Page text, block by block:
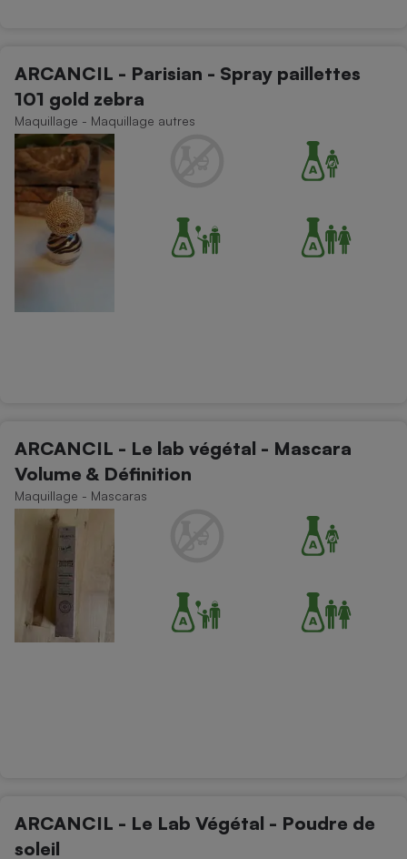
ARCANCIL - Parisian - Spray paillettes
101 gold zebra
Maquillage - Maquillage autres
ARCANCIL - Le lab végétal - Mascara
Volume & Définition
Maquillage - Mascaras
ARCANCIL - Le Lab Végétal - Poudre de
soleil